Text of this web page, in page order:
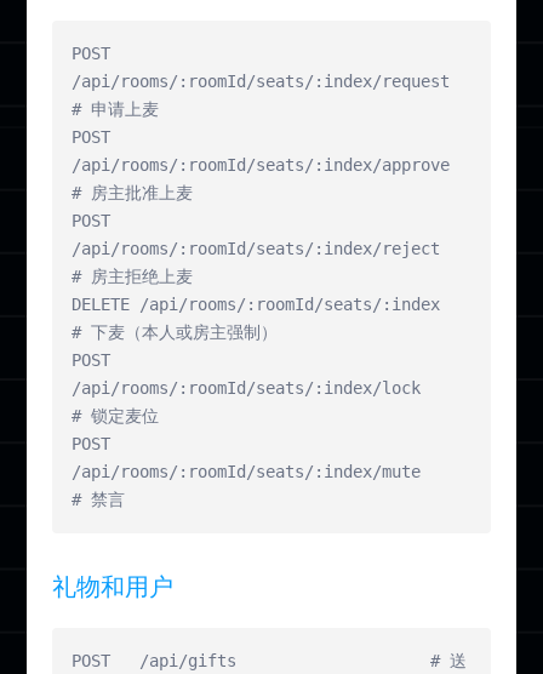
POST
/api/rooms/:roomId/seats/:index/request
# 申请上麦
POST
/api/rooms/:roomId/seats/:index/approve
# 房主批准上麦
POST
/api/rooms/:roomId/seats/:index/reject
# 房主拒绝上麦
DELETE /api/rooms/:roomId/seats/:index
# 下麦（本人或房主强制）
POST
/api/rooms/:roomId/seats/:index/lock
# 锁定麦位
POST
/api/rooms/:roomId/seats/:index/mute
# 禁言
礼物和用户
POST   /api/gifts                    # 送